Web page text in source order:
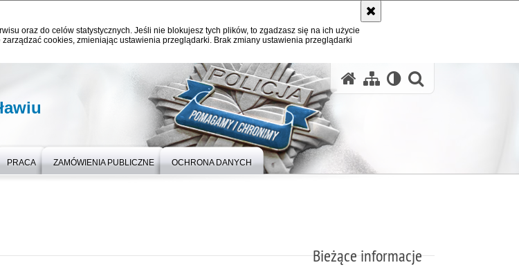
oraz do celów statystycznych. Jeśli nie blokujesz tych plików, to zgadzasz się na ich użycie
cookies, zmieniając ustawienia przeglądarki. Brak zmiany ustawienia przeglądarki
PRACA ZAMÓWIENIA PUBLICZNE OCHRONA DANYCH
Bieżące informacje